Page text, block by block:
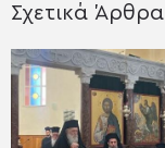
Σχετικά Άρθρα